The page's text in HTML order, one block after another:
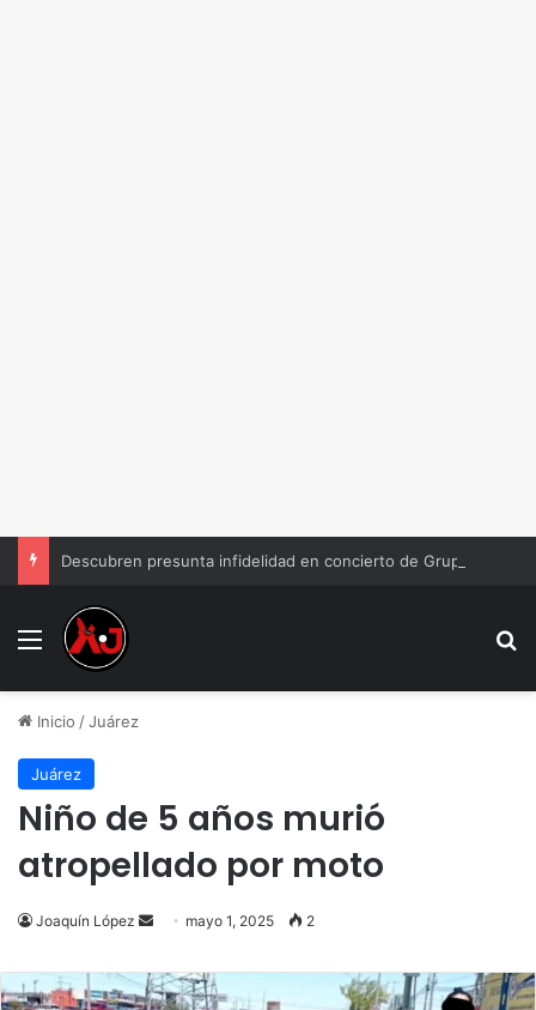
Menu
Inicio /Juárez
Juárez
Niño de 5 años murió
atropellado por moto
Joaquín López
Send
email
mayo 1, 2025 2